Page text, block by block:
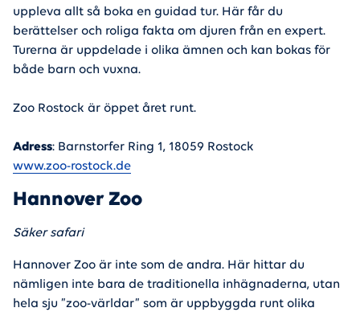
uppleva allt så boka en guidad tur. Här får du
berättelser och roliga fakta om djuren från en expert.
Turerna är uppdelade i olika ämnen och kan bokas för
både barn och vuxna.
Zoo Rostock är öppet året runt.
Adress: Barnstorfer Ring 1, 18059 Rostock
www.zoo-rostock.de
Hannover Zoo
Säker safari
Hannover Zoo är inte som de andra. Här hittar du
nämligen inte bara de traditionella inhägnaderna, utan
hela sju ”zoo-världar” som är uppbyggda runt olika